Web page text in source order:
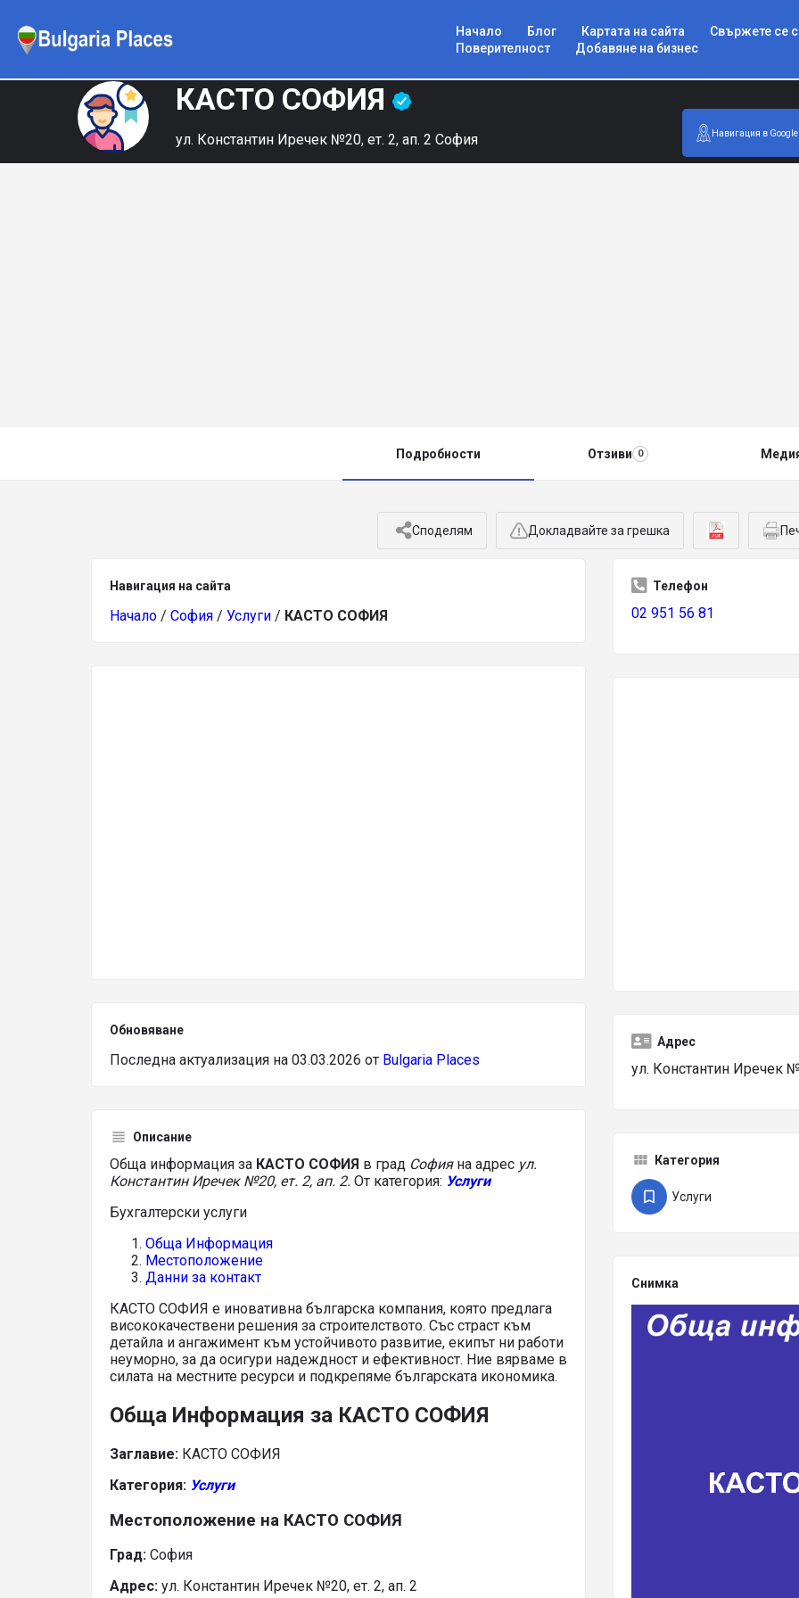
Начало Блог Картата на сайта
Свържете се
Поверителност
Добавяне на бизнес
КАСТО СОФИЯ
ул. Константин Иречек №20, ет. 2, ап. 2 София Навигация в Google
Подробности Отзиви 0
Споделям Докладвайте за грешка
Навигация на сайта
Начало / София / Услуги / КАСТО СОФИЯ
Обновяване
Последна актуализация на 03.03.2026 от Bulgaria Places
Описание
Обща информация за КАСТО СОФИЯ в град София на адрес ул.
Константин Иречек №20, ет. 2, ап. 2. От категория: Услуги
Бухгалтерски услуги
Обща Информация
Местоположение
Данни за контакт
КАСТО СОФИЯ е иновативна българска компания, която предлага
висококачествени решения за строителството. Със страст към
детайла и ангажимент към устойчивото развитие, екипът ни работи
неуморно, за да осигури надеждност и ефективност. Ние вярваме в
силата на местните ресурси и подкрепяме българската икономика.
Обща Информация за КАСТО СОФИЯ
Заглавие: КАСТО СОФИЯ
Категория: Услуги
Местоположение на КАСТО СОФИЯ
Град: София
Адрес: ул. Константин Иречек №20, ет. 2, ап. 2
Телефон
02 951 56 81
Адрес
ул. Константин Иречек
Категория
Услуги
Снимка